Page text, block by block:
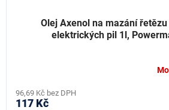
Olej Axenol na mazání
elektrických pil 1l,
96,69 Kč bez DPH
117 Kč